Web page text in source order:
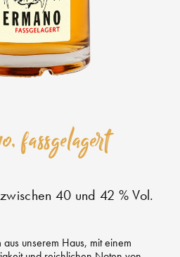
fassgelagert
zwischen 40 und 42 % Vol.
unserem Haus, mit einem